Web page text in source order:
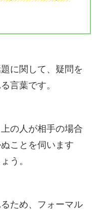
に関して、疑問を
言葉です。
の人が相手の場合
ことを伺います
う。
ため、フォーマル